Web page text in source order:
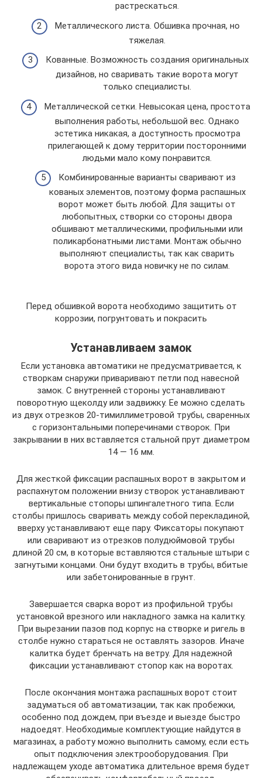
растрескаться.
Металлического листа. Обшивка прочная, но
тяжелая.
Кованные. Возможность создания оригинальных
дизайнов, но сваривать такие ворота могут
только специалисты.
Металлической сетки. Невысокая цена, простота
выполнения работы, небольшой вес. Однако
эстетика никакая, а доступность просмотра
прилегающей к дому территории посторонними
людьми мало кому понравится.
Комбинированные варианты сваривают из
кованых элементов, поэтому форма распашных
ворот может быть любой. Для защиты от
любопытных, створки со стороны двора
обшивают металлическими, профильными или
поликарбонатными листами. Монтаж обычно
выполняют специалисты, так как сварить
ворота этого вида новичку не по силам.
Перед обшивкой ворота необходимо защитить от
коррозии, погрунтовать и покрасить
Устанавливаем замок
Если установка автоматики не предусматривается, к
створкам снаружи приваривают петли под навесной
замок. С внутренней стороны устанавливают
поворотную щеколду или задвижку. Ее можно сделать
из двух отрезков 20-тимиллиметровой трубы, сваренных
с горизонтальными поперечинами створок. При
закрывании в них вставляется стальной прут диаметром
14 — 16 мм.
Для жесткой фиксации распашных ворот в закрытом и
распахнутом положении внизу створок устанавливают
вертикальные стопоры шпингалетного типа. Если
столбы пришлось сваривать между собой перекладиной,
вверху устанавливают еще пару. Фиксаторы покупают
или сваривают из отрезков полудюймовой трубы
длиной 20 см, в которые вставляются стальные штыри с
загнутыми концами. Они будут входить в трубы, вбитые
или забетонированные в грунт.
Завершается сварка ворот из профильной трубы
установкой врезного или накладного замка на калитку.
При вырезании пазов под корпус на створке и ригель в
столбе нужно стараться не оставлять зазоров. Иначе
калитка будет бренчать на ветру. Для надежной
фиксации устанавливают стопор как на воротах.
После окончания монтажа распашных ворот стоит
задуматься об автоматизации, так как пробежки,
особенно под дождем, при въезде и выезде быстро
надоедят. Необходимые комплектующие найдутся в
магазинах, а работу можно выполнить самому, если есть
опыт подключения электрооборудования. При
надлежащем уходе автоматика длительное время будет